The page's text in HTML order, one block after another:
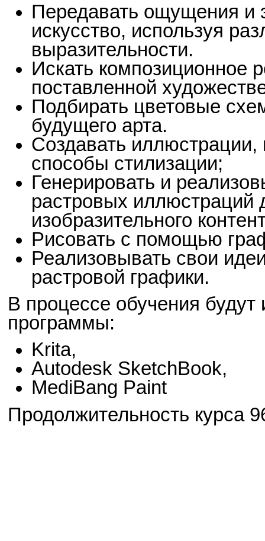
Передавать ощущения и
искусство, используя
выразительности.
Искать композиционное
поставленной
Подбирать цветовые
будущего арта.
Создавать иллюстрации,
способы стилизации;
Генерировать и
растровых иллюстраций
изобразительного
Рисовать с помощью
Реализовывать свои
растровой графики.
В процессе обучения
программы:
Krita,
Autodesk SketchBook,
MediBang Paint
Продолжительность курса